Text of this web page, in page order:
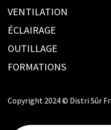
VENTILATION
ÉCLAIRAGE
OUTILLAGE
FORMATIONS
Copyright 2024 © Distri Sûr